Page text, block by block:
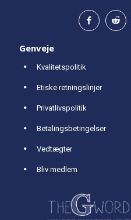
Genveje
Kvalitetspolitik
Etiske retningslinjer
Privatlivspolitik
Betalingsbetingelser
Vedtægter
Bliv medlem